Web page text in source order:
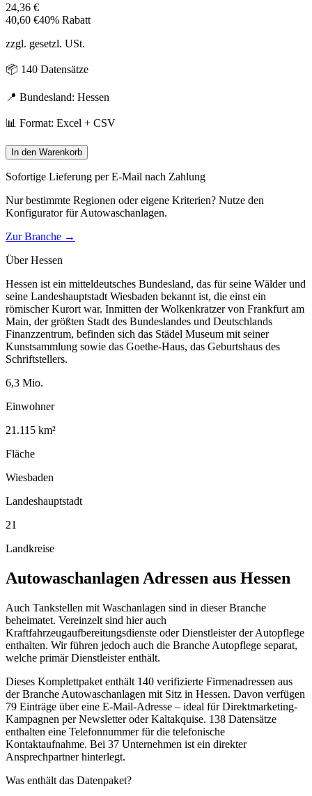
24,36 €
40,60 €40% Rabatt
zzgl. gesetzl. USt.
📦 140 Datensätze
📍 Bundesland: Hessen
📊 Format: Excel + CSV
In den Warenkorb
Sofortige Lieferung per E-Mail nach Zahlung
Nur bestimmte Regionen oder eigene Kriterien? Nutze den
Konfigurator fürAutowaschanlagen.
Zur Branche →
ÜberHessen
Hessen ist ein mitteldeutsches Bundesland, das für seine Wälder und
seine Landeshauptstadt Wiesbaden bekannt ist, die einst ein
römischer Kurort war. Inmitten der Wolkenkratzer von Frankfurt am
Main, der größten Stadt des Bundeslandes und Deutschlands
Finanzzentrum, befinden sich das Städel Museum mit seiner
Kunstsammlung sowie das Goethe-Haus, das Geburtshaus des
Schriftstellers.
6,3 Mio.
Einwohner
21.115 km²
Fläche
Wiesbaden
Landeshauptstadt
21
Landkreise
Autowaschanlagen Adressen aus Hessen
Auch Tankstellen mit Waschanlagen sind in dieser Branche
beheimatet. Vereinzelt sind hier auch
Kraftfahrzeugaufbereitungsdienste oder Dienstleister der Autopflege
enthalten. Wir führen jedoch auch die Branche Autopflege separat,
welche primär Dienstleister enthält.
Dieses Komplettpaket enthält 140 verifizierte Firmenadressen aus
der Branche Autowaschanlagen mit Sitz in Hessen. Davon verfügen
79 Einträge über eine E-Mail-Adresse – ideal für Direktmarketing-
Kampagnen per Newsletter oder Kaltakquise. 138 Datensätze
enthalten eine Telefonnummer für die telefonische
Kontaktaufnahme. Bei 37 Unternehmen ist ein direkter
Ansprechpartner hinterlegt.
Was enthält das Datenpaket?